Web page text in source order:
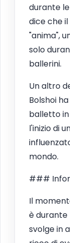
durante
dice che
"anima",
solo
ballerini.
Un altro
Bolshoi
balletto in
l'inizio di
mondo.
###
Il
è durante
svolge in